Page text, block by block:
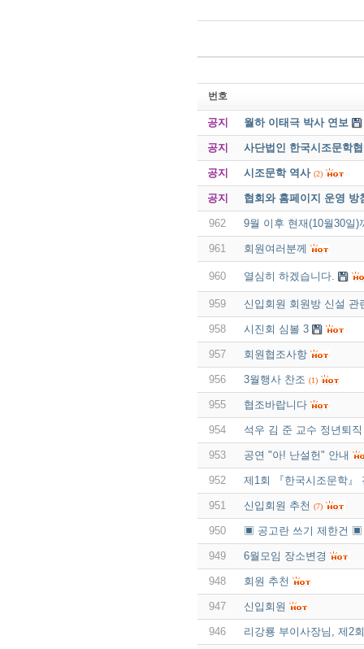
번호
공지 월하 이태극 박사 연보
공지 사단법인 한국시조문학
공지 시조문학 역사 (2)
공지 협회와 홈페이지 운영 방
962 9월 이후 현재(10월30일
961 회원여러분께
960 열심히 하겠습니다.
959 신입회원 회원방 신설 관
958 시진회 심볼 3
957 회원협조사항
956 3월행사 찬조 (1)
955 협조바랍니다
954 석우 김 준 교수 정년퇴
953 공연 "아! 난설헌" 안내
952 제1회 『한국시조문학』
951 신입회원 추천 (7)
950 ▣ 공고란 쓰기 제한건 ▣
949 6월모임 장소변경
948 회원 추천
947 신입회원
946 리강룡 부이사장님, 제2